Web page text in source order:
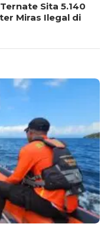
Sita 5.140
Miras Ilegal di